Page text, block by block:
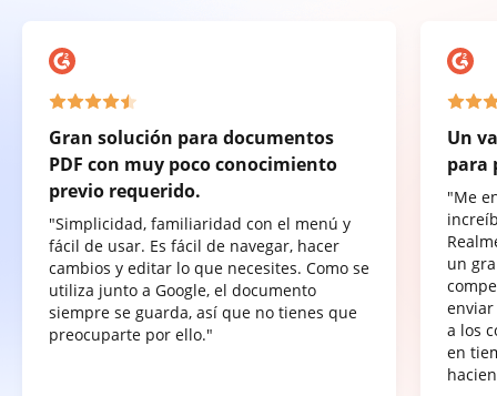
Gran solución para documentos
PDF con muy poco conocimiento
previo requerido.
"Simplicidad, familiaridad con el menú y
fácil de usar. Es fácil de navegar, hacer
cambios y editar lo que necesites. Como se
utiliza junto a Google, el documento
siempre se guarda, así que no tienes que
preocuparte por ello."
Un
para
"Me
un
a los
en